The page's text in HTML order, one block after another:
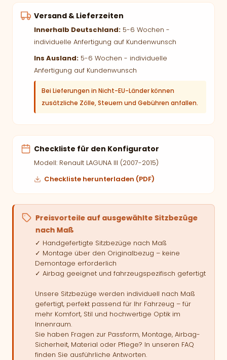
Versand & Lieferzeiten
Innerhalb Deutschland: 5-6 Wochen -
individuelle Anfertigung auf Kundenwunsch
Ins Ausland: 5-6 Wochen - individuelle
Anfertigung auf Kundenwunsch
Bei Lieferungen in Nicht-EU-Länder können
zusätzliche Zölle, Steuern und Gebühren anfallen.
Checkliste für den Konfigurator
Modell: Renault LAGUNA III (2007-2015)
Checkliste herunterladen (PDF)
Preisvorteile auf ausgewählte Sitzbezüge
nach Maß
✓ Handgefertigte Sitzbezüge nach Maß
✓ Montage über den Originalbezug – keine
Demontage erforderlich
✓ Airbag geeignet und fahrzeugspezifisch gefertigt
Unsere Sitzbezüge werden individuell nach Maß
gefertigt, perfekt passend für Ihr Fahrzeug – für
mehr Komfort, Stil und hochwertige Optik im
Innenraum.
Sie haben Fragen zur Passform, Montage, Airbag-
Sicherheit, Material oder Pflege? In unseren FAQ
finden Sie ausführliche Antworten.